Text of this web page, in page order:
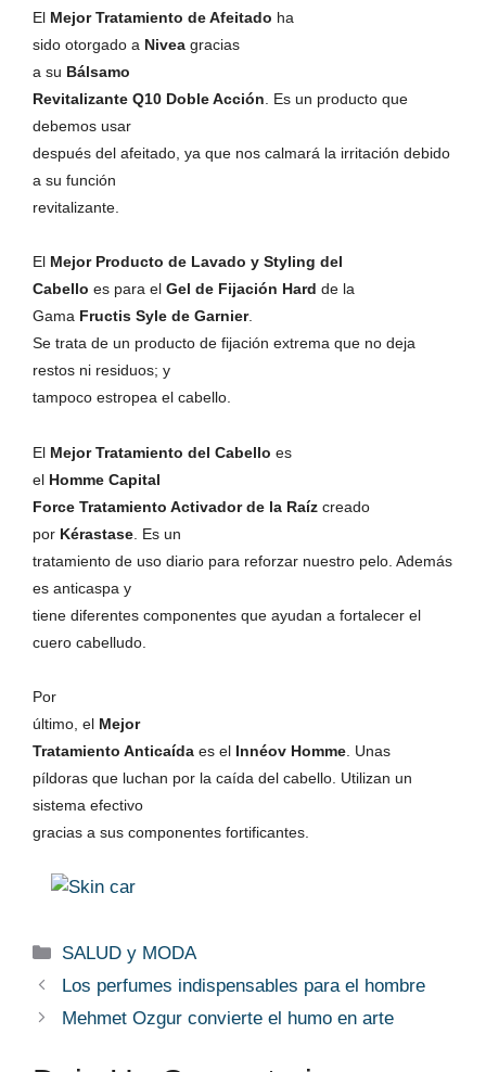
El Mejor Tratamiento de Afeitado ha
sido otorgado a Nivea gracias
a su Bálsamo
Revitalizante Q10 Doble Acción . Es un producto que
debemos usar
después del afeitado, ya que nos calmará la irritación debido
a su función
revitalizante.
El Mejor Producto de Lavado y Styling del
Cabello es para el Gel de Fijación Hard de la
Gama Fructis Syle de Garnier.
Se trata de un producto de fijación extrema que no deja
restos ni residuos; y
tampoco estropea el cabello.
El Mejor Tratamiento del Cabello es
el Homme Capital
Force Tratamiento Activador de la Raíz creado
por Kérastase . Es un
tratamiento de uso diario para reforzar nuestro pelo. Además
es anticaspa y
tiene diferentes componentes que ayudan a fortalecer el
cuero cabelludo.
Por
último, el Mejor
Tratamiento Anticaída es el Innéov Homme . Unas
píldoras que luchan por la caída del cabello. Utilizan un
sistema efectivo
gracias a sus componentes fortificantes.
Categorías
SALUD y MODA
Los perfumes indispensables para el hombre
Mehmet Ozgur convierte el humo en arte